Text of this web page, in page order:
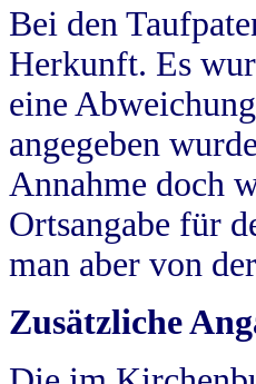
Bei den
Herkunft. Es
eine
angegeben
Annahme doch
Ortsangabe für
man aber von
Zusätzliche